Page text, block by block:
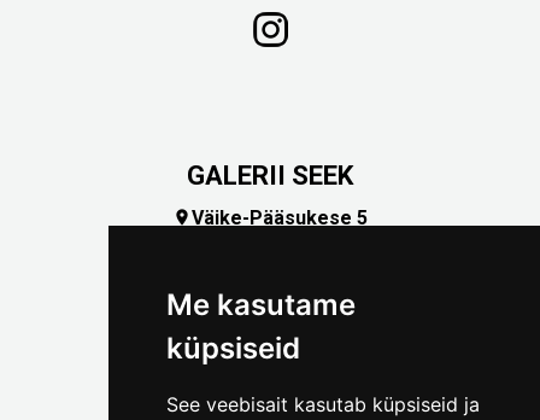
Me kasutame
küpsiseid
See veebisait kasutab küpsiseid ja
GALERII SEEK
Väike-Pääsukese 5